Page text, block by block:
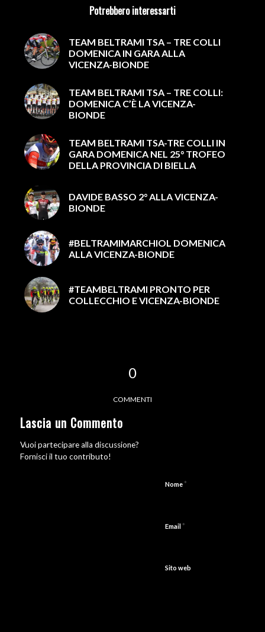
Potrebbero interessarti
TEAM BELTRAMI TSA – TRE COLLI
DOMENICA IN GARA ALLA
VICENZA-BIONDE
TEAM BELTRAMI TSA – TRE COLLI:
DOMENICA C’È LA VICENZA-
BIONDE
TEAM BELTRAMI TSA-TRE COLLI IN
GARA DOMENICA NEL 25° TROFEO
DELLA PROVINCIA DI BIELLA
DAVIDE BASSO 2° ALLA VICENZA-
BIONDE
#BELTRAMIMARCHIOL DOMENICA
ALLA VICENZA-BIONDE
#TEAMBELTRAMI PRONTO PER
COLLECCHIO E VICENZA-BIONDE
0
COMMENTI
Lascia un Commento
Vuoi partecipare alla discussione?
Fornisci il tuo contributo!
Nome*
Email*
Sito web